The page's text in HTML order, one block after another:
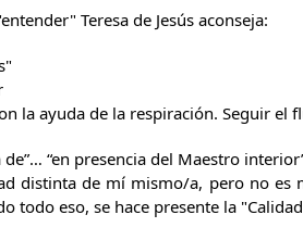
Teresa de Jesús aconseja:
la ayuda de la respiración. Seguir
“en presencia del Maestro
distinta de mí mismo/a, pero no es
todo eso, se hace presente la